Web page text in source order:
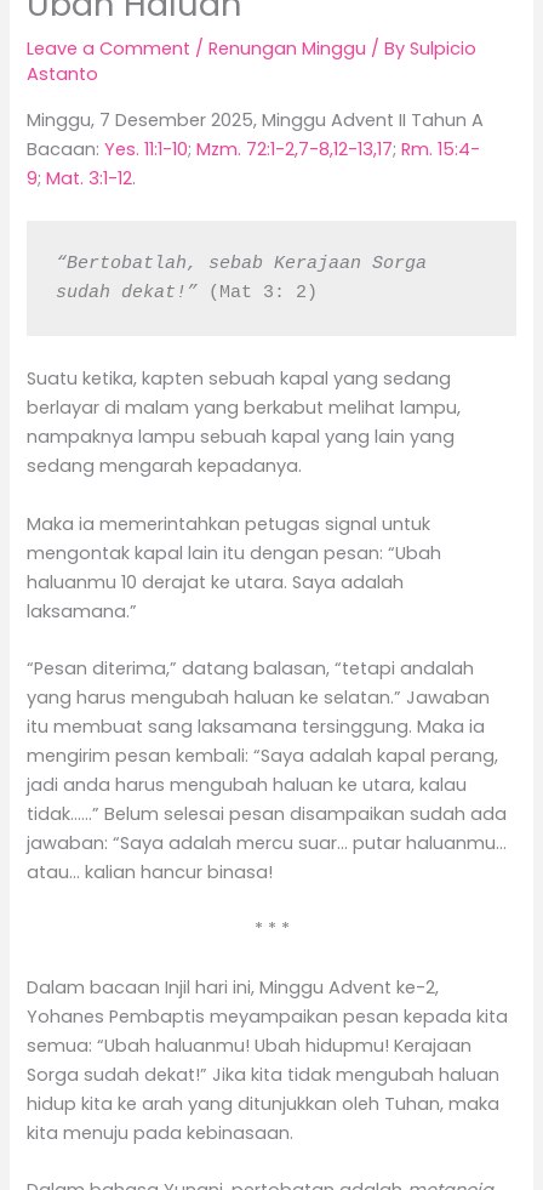
Leave a Comment /Renungan Minggu / BySulpicio
Astanto
Minggu, 7 Desember 2025, Minggu Advent II Tahun A
Bacaan:Yes. 11:1-10;Mzm. 72:1-2,7-8,12-13,17;Rm. 15:4-
9;Mat. 3:1-12.
“Bertobatlah, sebab Kerajaan Sorga
sudah dekat!” (Mat 3: 2)
Suatu ketika, kapten sebuah kapal yang sedang
berlayar di malam yang berkabut melihat lampu,
nampaknya lampu sebuah kapal yang lain yang
sedang mengarah kepadanya.
Maka ia memerintahkan petugas signal untuk
mengontak kapal lain itu dengan pesan: “Ubah
haluanmu 10 derajat ke utara. Saya adalah
laksamana.”
“Pesan diterima,” datang balasan, “tetapi andalah
yang harus mengubah haluan ke selatan.” Jawaban
itu membuat sang laksamana tersinggung. Maka ia
mengirim pesan kembali: “Saya adalah kapal perang,
jadi anda harus mengubah haluan ke utara, kalau
tidak……” Belum selesai pesan disampaikan sudah ada
jawaban: “Saya adalah mercu suar… putar haluanmu…
atau… kalian hancur binasa!
* * *
Dalam bacaan Injil hari ini, Minggu Advent ke-2,
Yohanes Pembaptis meyampaikan pesan kepada kita
semua: “Ubah haluanmu! Ubah hidupmu! Kerajaan
Sorga sudah dekat!” Jika kita tidak mengubah haluan
hidup kita ke arah yang ditunjukkan oleh Tuhan, maka
kita menuju pada kebinasaan.